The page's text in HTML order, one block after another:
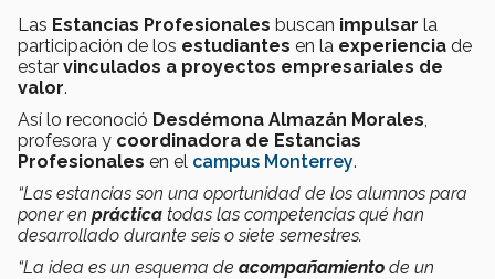
Las Estancias Profesionales buscan impulsar la
participación de los estudiantes en la experiencia de
estar vinculados a proyectos empresariales de
valor.
Así lo reconoció Desdémona Almazán Morales,
profesora y coordinadora de Estancias
Profesionales en el campus Monterrey.
“Las estancias son una oportunidad de los alumnos para
poner en práctica todas las competencias qué han
desarrollado durante seis o siete semestres.
“La idea es un esquema de acompañamiento de un